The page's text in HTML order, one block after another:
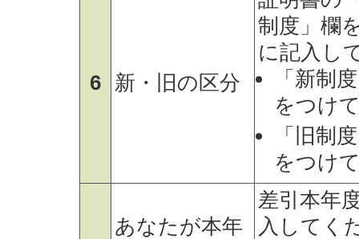
6 新・旧の区分
制度」欄
に記入し
「新制
をつけ
「旧制
をつけ
あなたが本年
差引本年
入してく